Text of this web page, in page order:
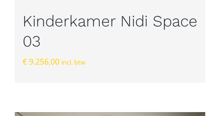
Kinderkamer Nidi Space
03
€9.256,00 incl. btw